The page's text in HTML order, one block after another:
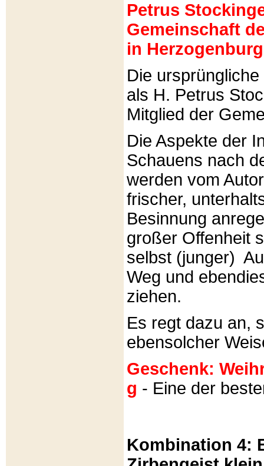
Petrus
Gemeinschaft
in
Die
als H. Petrus
Mitglied der
Die Aspekte der
Schauens nach
werden vom
frischer,
Besinnung
großer Offenheit
selbst (junger)
Weg und
ziehen.
Es regt dazu an,
ebensolcher
Geschenk:
g - Eine der
Kombination 4: